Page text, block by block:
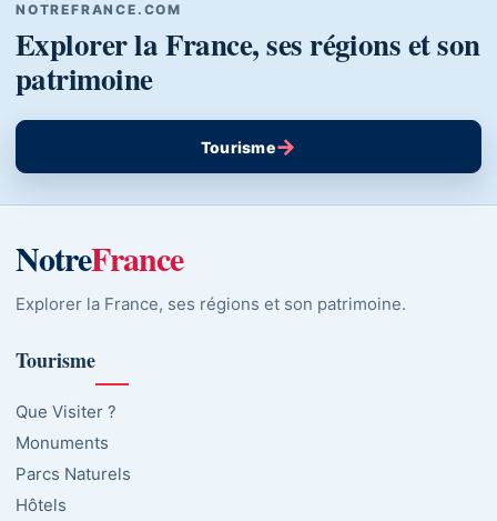
NOTREFRANCE.COM
Explorer la France, ses régions et son
patrimoine
Tourisme→
NotreFrance
Explorer la France, ses régions et son patrimoine.
Tourisme
Que Visiter ?
Monuments
Parcs Naturels
Hôtels